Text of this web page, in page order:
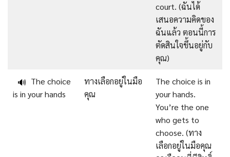
court. (ฉันได้
เสนอความคิดของ
ฉันแล้ว ตอนนี้การ
ตัดสินใจขึ้นอยู่กับ
คุณ)
🔊 The choice
is in your hands
ทางเลือกอยู่ในมือ
คุณ
The choice is in
your hands.
You’re the one
who gets to
choose. (ทาง
เลือกอยู่ในมือคุณ